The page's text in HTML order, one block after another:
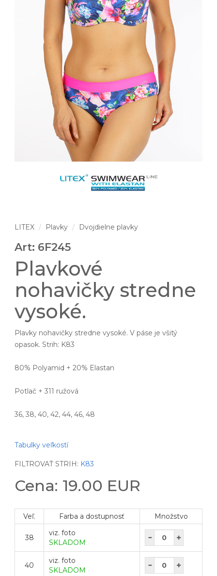
LITEX Plavky Dvojdielne plavky
Art: 6F245
Plavkové
nohavičky stredne
vysoké.
Plavky nohavičky stredne vysoké. V páse je všitý
opasok. Strih: K83
80% Polyamid + 20% Elastan
Potlač + 311 ružová
36, 38, 40, 42, 44, 46, 48
Tabulky veľkostí
FILTROVAŤ STRIH: K83
Cena: 19.00 EUR
Veľ. Farba a dostupnosť Množstvo
38
viz. foto
SKLADOM
40
viz. foto
SKLADOM